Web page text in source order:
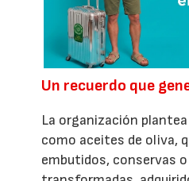
Un recuerdo que
La organización
como aceites de oliva,
embutidos, conservas